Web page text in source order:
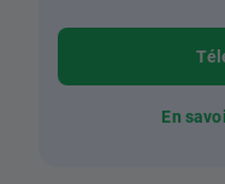
En